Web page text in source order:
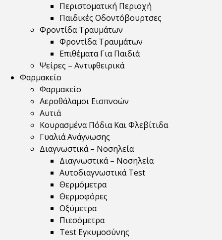
Περιστοματική Περιοχή
Παιδικές Οδοντόβουρτσες
Φροντίδα Τραυμάτων
Φροντίδα Τραυμάτων
Επιθέματα Για Παιδιά
Ψείρες – Αντιφθειρικά
Φαρμακείο
Φαρμακείο
Αεροθάλαμοι Εισπνοών
Αυτιά
Κουρασμένα Πόδια Και Φλεβίτιδα
Γυαλιά Ανάγνωσης
Διαγνωστικά – Νοσηλεία
Διαγνωστικά – Νοσηλεία
Αυτοδιαγνωστικά Test
Θερμόμετρα
Θερμοφόρες
Οξύμετρα
Πιεσόμετρα
Test Εγκυμοσύνης